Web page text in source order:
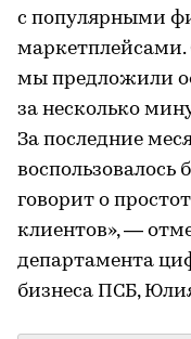
с популярными
маркетплейсами.
мы предложили
за несколько
За последние
воспользовалось
говорит о
клиентов», —
департамента
бизнеса ПСБ,